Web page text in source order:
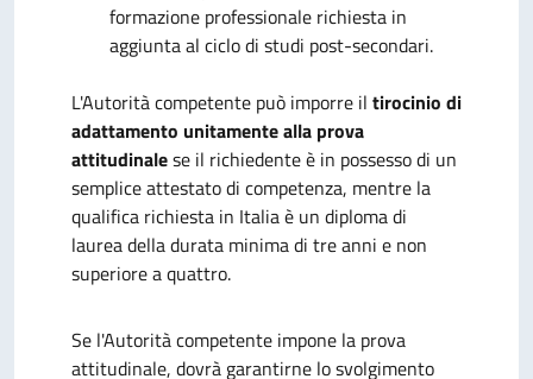
formazione professionale richiesta in
aggiunta al ciclo di studi post-secondari.
L'Autorità competente può imporre il tirocinio di
adattamento unitamente alla prova
attitudinalese il richiedente è in possesso di un
semplice attestato di competenza, mentre la
qualifica richiesta in Italia è un diploma di
laurea della durata minima di tre anni e non
superiore a quattro.
Se l'Autorità competente impone la prova
attitudinale, dovrà garantirne lo svolgimento